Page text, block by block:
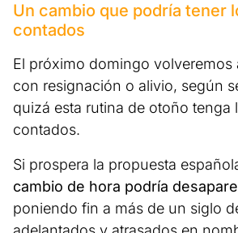
Un cambio que podría tener
contados
El próximo domingo volveremos
con resignación o alivio, según
quizá esta rutina de otoño tenga
contados.
Si prospera la propuesta
cambio de hora podría
poniendo fin a más de un siglo